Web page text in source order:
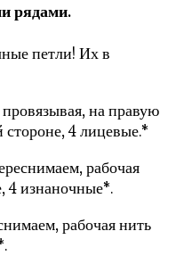
рядами.
петли! Их в
на правую
стороне, 4 лицевые.*
рабочая
4 изнаночные*.
рабочая нить